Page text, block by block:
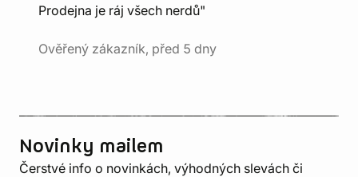
Prodejna je ráj všech nerdů"
Ověřený zákazník, před 5 dny
Novinky mailem
Čerstvé info o novinkách, výhodných slevách či